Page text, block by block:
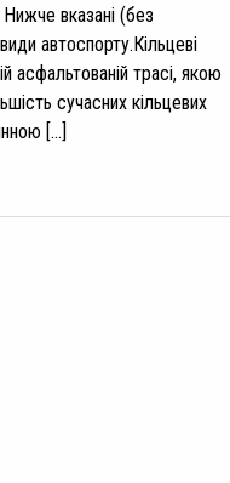
вказані (без
автоспорту.Кільцеві
асфальтованій трасі, якою
сучасних кільцевих
[…]